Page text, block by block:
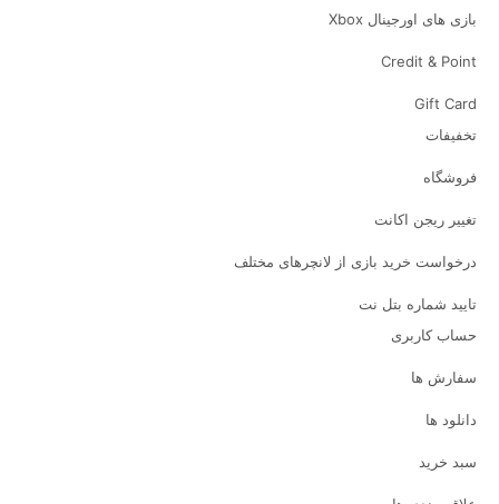
بازی های اورجینال Xbox
Credit & Point
Gift Card
تخفیفات
فروشگاه
تغییر ریجن اکانت
درخواست خرید بازی از لانچرهای مختلف
تایید شماره بتل نت
حساب کاربری
سفارش ها
دانلود ها
سبد خرید